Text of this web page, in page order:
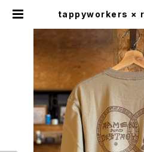
tappyworkers ×
NE